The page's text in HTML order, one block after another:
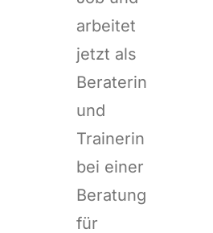
arbeitet
jetzt als
Beraterin
und
Trainerin
bei einer
Beratung
für